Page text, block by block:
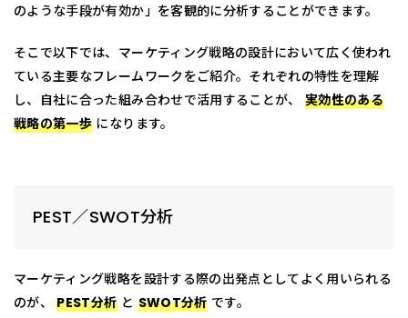
のような手段が有効か」を客観的に分析することができます。
そこで以下では、マーケティング戦略の設計において広く使われ
ている主要なフレームワークをご紹介。それぞれの特性を理解
し、自社に合った組み合わせで活用することが、実効性のある
戦略の第一歩 になります。
PEST／SWOT分析
マーケティング戦略を設計する際の出発点としてよく用いられる
のが、PEST分析と SWOT分析です。